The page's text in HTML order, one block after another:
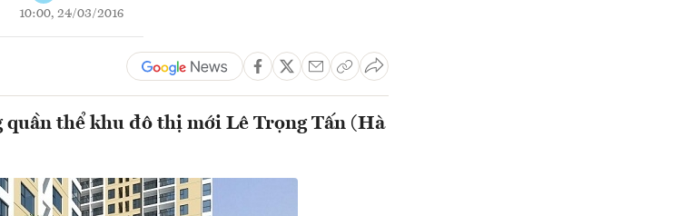
10:00, 24/03/2016
thể khu đô thị mới Lê Trọng Tấn (Hà